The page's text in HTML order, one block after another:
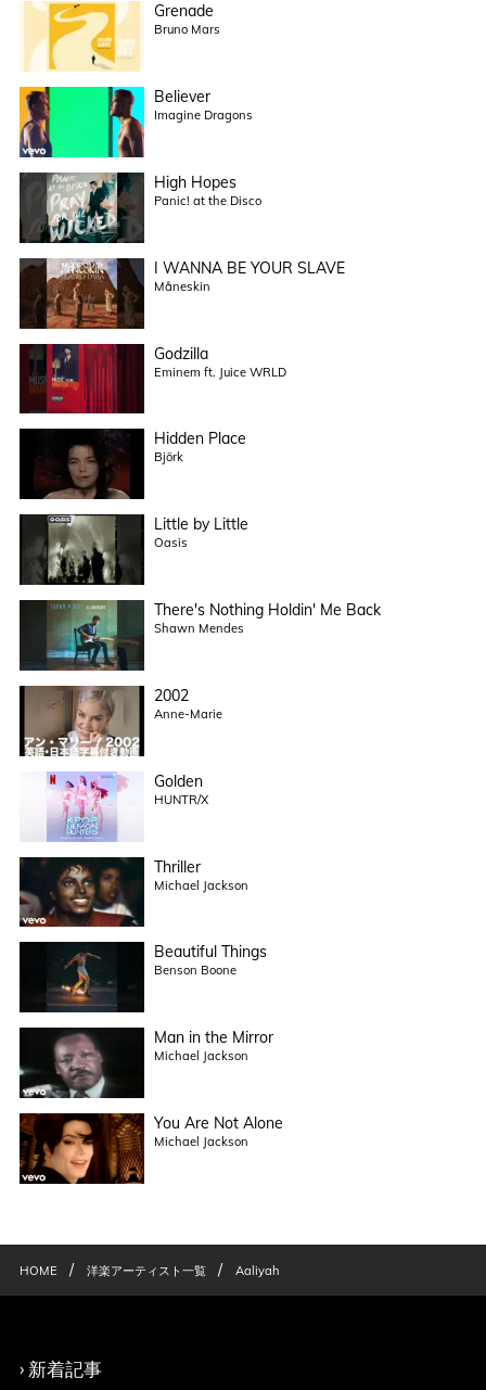
Grenade
Bruno Mars
Believer
Imagine Dragons
High Hopes
Panic! at the Disco
I WANNA BE YOUR SLAVE
Måneskin
Godzilla
Eminem ft. Juice WRLD
Hidden Place
Björk
Little by Little
Oasis
There's Nothing Holdin' Me Back
Shawn Mendes
2002
Anne-Marie
Golden
HUNTR/X
Thriller
Michael Jackson
Beautiful Things
Benson Boone
Man in the Mirror
Michael Jackson
You Are Not Alone
Michael Jackson
HOME / 洋楽アーティスト一覧 / Aaliyah
新着記事